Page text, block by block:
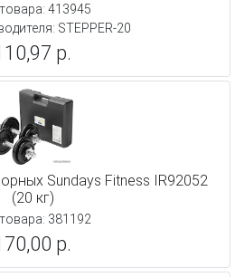
413945
STEPPER-20
р.
Sundays Fitness IR92052
(20 кг)
381192
р.